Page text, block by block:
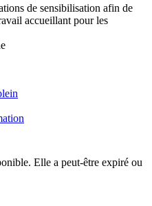
de sensibilisation afin de
accueillant pour les
Elle a peut-être expiré ou